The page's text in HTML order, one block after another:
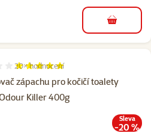
do košíku
zápachu pro kočičí toalety
Killer 400g
96%, počet hodnocení: 20
20×hodnocení
Sleva
-20 %